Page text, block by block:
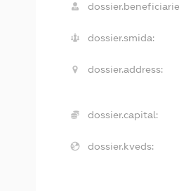
dossier.smida:
dossier.address:
dossier.capital:
dossier.kveds: